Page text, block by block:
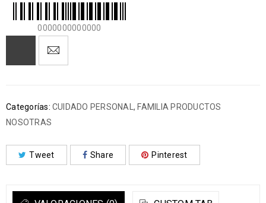
0000000000000
Categorías: CUIDADO PERSONAL , FAMILIA PRODUCTOS
NOSOTRAS
Tweet Share Pinterest